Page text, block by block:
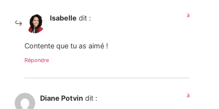
Isabelle dit : à
Contente que tu as aimé !
Répondre
Diane Potvin dit : à